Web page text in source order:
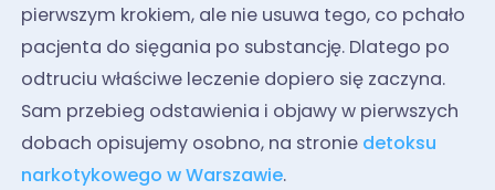
pierwszym krokiem, ale nie usuwa tego, co pchało
pacjenta do sięgania po substancję. Dlatego po
odtruciu właściwe leczenie dopiero się zaczyna.
Sam przebieg odstawienia i objawy w pierwszych
dobach opisujemy osobno, na stronie detoksu
narkotykowego w Warszawie.